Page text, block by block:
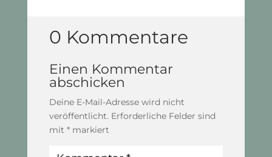
0 Kommentare
Einen Kommentar
abschicken
Deine E-Mail-Adresse wird nicht
veröffentlicht. Erforderliche Felder sind
mit *markiert